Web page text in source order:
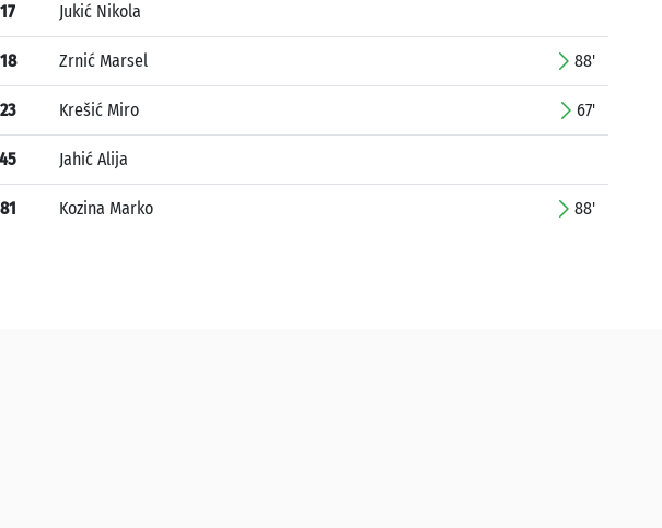
17 Jukić Nikola
18 Zrnić Marsel 88'
23 Krešić Miro 67'
45 Jahić Alija
81 Kozina Marko 88'